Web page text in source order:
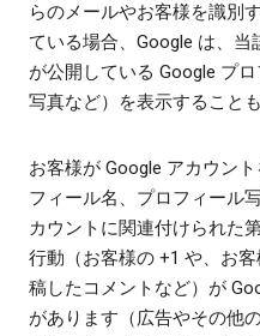
らのメールやお客様を識別
ている場合、Google は、
が公開している Google プ
写真など）を表示することも
お客様が Google アカウン
フィール名、プロフィール
カウントに関連付けられた
行動（お客様の +1 や、お
稿したコメントなど）が
があります（広告やその他